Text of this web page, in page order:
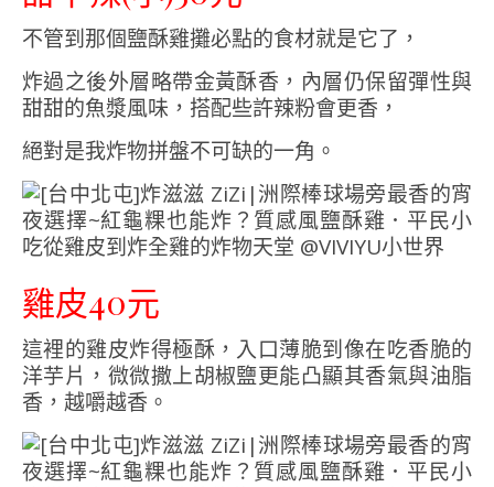
不管到那個鹽酥雞攤必點的食材就是它了，
炸過之後外層略帶金黃酥香，內層仍保留彈性與
甜甜的魚漿風味，搭配些許辣粉會更香，
絕對是我炸物拼盤不可缺的一角。
雞皮40元
這裡的雞皮炸得極酥，入口薄脆到像在吃香脆的
洋芋片，微微撒上胡椒鹽更能凸顯其香氣與油脂
香，越嚼越香。